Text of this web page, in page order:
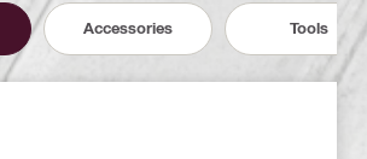
Accessories Tools